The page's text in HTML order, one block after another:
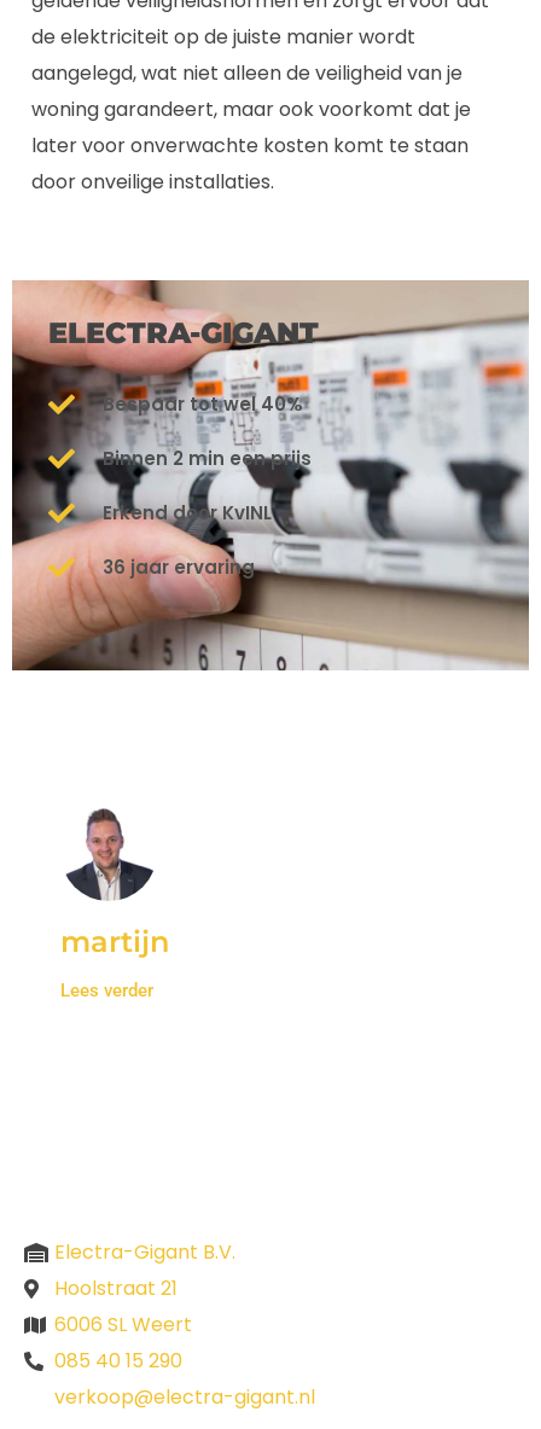
de elektriciteit op de juiste manier wordt
aangelegd, wat niet alleen de veiligheid van je
woning garandeert, maar ook voorkomt dat je
later voor onverwachte kosten komt te staan
door onveilige installaties.
ELECTRA-GIGANT
Bespaar tot wel 40%
Binnen 2 min een prijs
Erkend door KvINL
36 jaar ervaring
martijn
Lees verder
Electra-Gigant B.V.
Hoolstraat 21
6006 SL Weert
085 40 15 290
verkoop@electra-gigant.nl